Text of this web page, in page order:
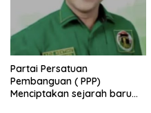
Partai Persatuan
Pembanguan ( PPP)
Menciptakan sejarah baru